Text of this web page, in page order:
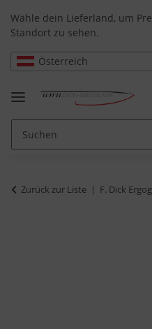
Wähle dein Lieferland, um
Standort zu sehen.
Österreich
Zurück zur Liste F. Dick